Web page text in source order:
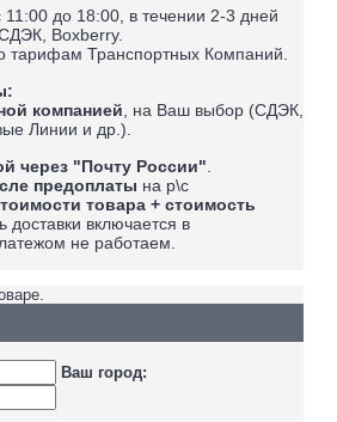
11:00 до 18:00, в течении 2-3 дней
Boxberry.
тарифам Транспортных Компаний.
компанией , на Ваш выбор (СДЭК,
Линии и др.).
через "Почту России"
предоплаты на р\с
товара + стоимость
доставки включается в
не работаем
Ваш город: